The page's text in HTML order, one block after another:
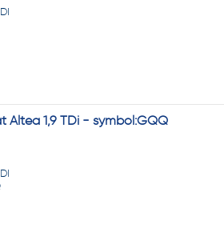
Altea 1,9 TDi - symbol:GQQ